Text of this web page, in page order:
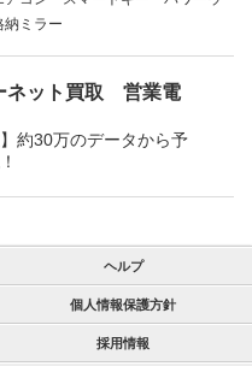
ミラー
ネット買取 営業電
約30万のデータから予
ヘルプ
個人情報保護方針
採用情報